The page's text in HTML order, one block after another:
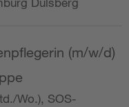
(m/w/d)
Wo.), SOS-